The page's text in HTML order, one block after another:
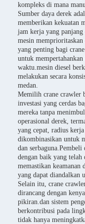
kompleks di mana
Sumber daya derek
memberikan kekuatan
jam kerja yang
mesin memprioritaskan
yang penting bagi
untuk
waktu.mesin diesel
melakukan secara
medan.
Memilih crane crawler
investasi yang cerdas
mereka tanpa
operasional derek,
yang cepat, radius
dikombinasikan untuk
dan
dengan baik yang telah
memastikan
yang dapat diandalkan
Selain itu, crane
dirancang dengan
pikiran.dan sistem
berkontribusi pada
tidak hanya